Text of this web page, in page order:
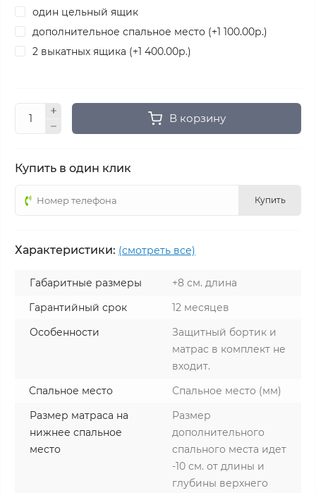
один цельный ящик
дополнительное спальное место (+1 100.00р.)
2 выкатных ящика (+1 400.00р.)
В корзину
Купить в один клик
Купить
Характеристики: (смотреть все)
Габаритные размеры
+8 см. длина
Гарантийный срок
12 месяцев
Особенности
Защитный бортик и
матрас в комплект не
входит.
Спальное место
Спальное место (мм)
Размер матраса на
нижнее спальное
место
Размер
дополнительного
спального места идет
-10 см. от длины и
глубины верхнего